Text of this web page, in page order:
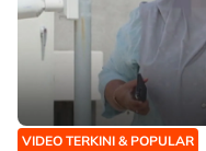
VIDEO TERKINI & POPULAR